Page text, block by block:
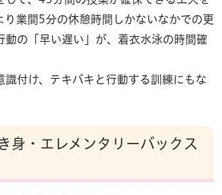
り業間5分の休憩時間しかないなかでの更
動の「早い遅い」が、着衣水泳の時間確
付け、テキパキと行動する訓練にもな
・エレメンタリーバックス